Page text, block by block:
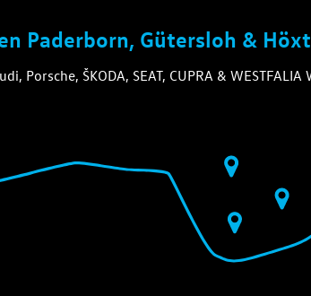
Paderborn, Gütersloh &
Porsche, ŠKODA, SEAT, CUPRA &